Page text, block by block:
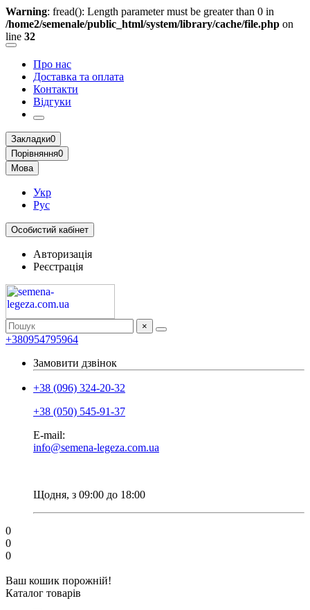
Warning: fread(): Length parameter must be greater than 0 in
/home2/semenale/public_html/system/library/cache/file.php on
line 32
Про нас
Доставка та оплата
Контакти
Відгуки
Закладки0
Порівняння0
Мова
Укр
Рус
Особистий кабінет
Авторизація
Реєстрація
×
+380954795964
Замовити дзвінок
+38 (096) 324-20-32
+38 (050) 545-91-37
E-mail:
info@semena-legeza.com.ua
Щодня, з 09:00 до 18:00
0
0
0
Ваш кошик порожній!
Каталог товарів